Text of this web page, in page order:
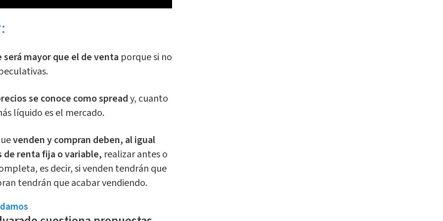
mayor que el de venta porque si no
se conoce como spready, cuanto
líquido es el mercado.
venden y compran deben, al igual
de renta fija o variable, realizar antes o
es decir, si venden tendrán que
tendrán que acabar vendiendo.